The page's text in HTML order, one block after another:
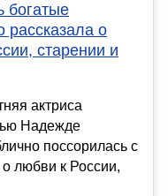
богатые
о
старении и
актриса
Надежде
поссорилась с
любви к России,